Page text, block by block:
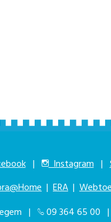
| Instagram |
| ERA |
|
09 364 65 00 |